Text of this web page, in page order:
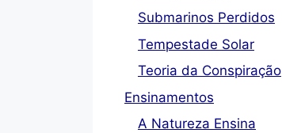
Submarinos Perdidos
Tempestade Solar
Teoria da Conspiração
Ensinamentos
A Natureza Ensina